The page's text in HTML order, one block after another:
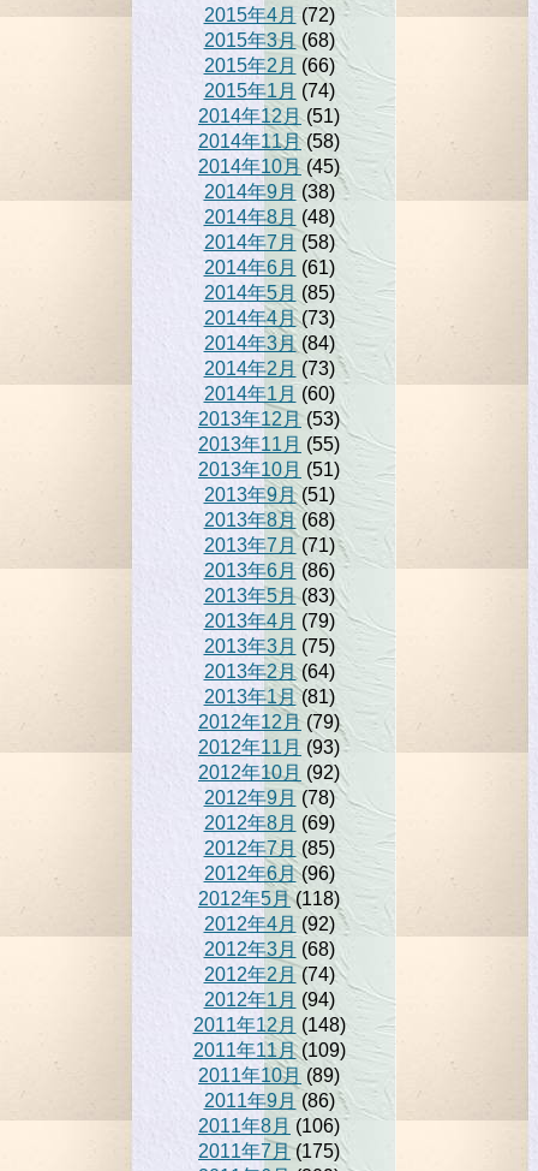
2015年4月(72)
2015年3月(68)
2015年2月 (66)
2015年1月 (74)
2014年12月(51)
2014年11月(58)
2014年10月 (45)
2014年9月 (38)
2014年8月 (48)
2014年7月 (58)
2014年6月 (61)
2014年5月 (85)
2014年4月(73)
2014年3月(84)
2014年2月 (73)
2014年1月 (60)
2013年12月 (53)
2013年11月 (55)
2013年10月 (51)
2013年9月(51)
2013年8月(68)
2013年7月 (71)
2013年6月(86)
2013年5月(83)
2013年4月 (79)
2013年3月 (75)
2013年2月(64)
2013年1月(81)
2012年12月 (79)
2012年11月 (93)
2012年10月 (92)
2012年9月 (78)
2012年8月 (69)
2012年7月 (85)
2012年6月(96)
2012年5月(118)
2012年4月 (92)
2012年3月 (68)
2012年2月 (74)
2012年1月 (94)
2011年12月 (148)
2011年11月(109)
2011年10月 (89)
2011年9月 (86)
2011年8月 (106)
2011年7月(175)